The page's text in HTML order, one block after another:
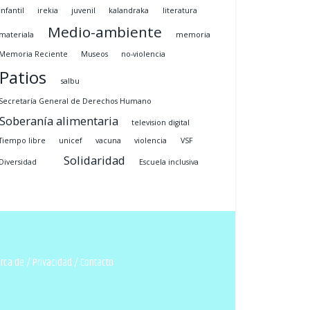
infantil
irekia juvenil kalandraka literatura
materiala Medio-ambiente
memoria
Memoria Reciente
Museos no-violencia
Patios salbu
Secretaría General de Derechos Humano
Soberanía alimentaria
television digital
libre
unicef vacuna violencia VSF
Diversidad Solidaridad Escuela inclusiva
de/Privacidad/Contacto